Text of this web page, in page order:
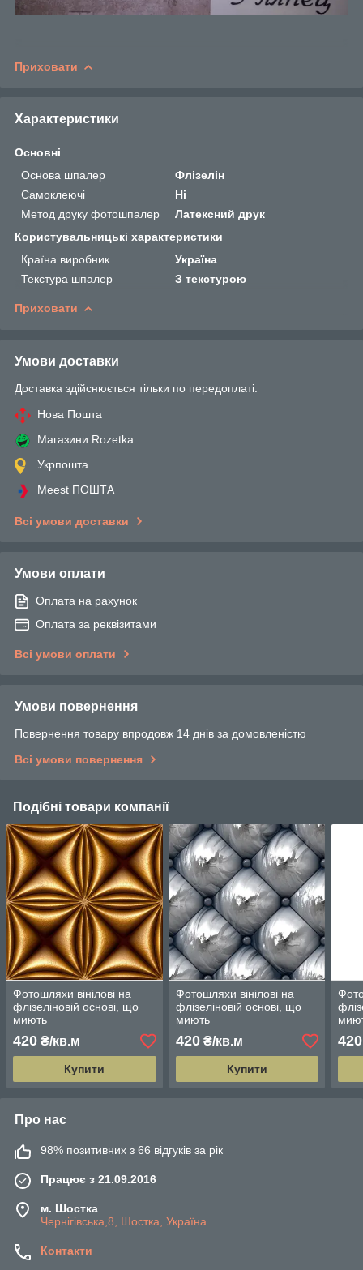
Приховати
Характеристики
Основні
Основа шпалер
Флізелін
Самоклеючі
Ні
Метод друку фотошпалер
Латексний друк
Користувальницькі характеристики
Країна виробник
Україна
Текстура шпалер
З текстурою
Приховати
Умови доставки
Доставка здійснюється тільки по передоплаті.
Нова Пошта
Магазини Rozetka
Укрпошта
Meest ПОШТА
Всі умови доставки
Умови оплати
Оплата на рахунок
Оплата за реквізитами
Всі умови оплати
Умови повернення
Повернення товару впродовж 14 днів за домовленістю
Всі умови повернення
Подібні товари компанії
Фотошляхи вінілові на
флізеліновій основі, що
миють
420 ₴/кв.м
Купити
Фотошляхи вінілові на
флізеліновій основі, що
миють
420₴/кв.м
Купити
420
Про нас
98% позитивних з 66 відгуків за рік
Працює з 21.09.2016
м. Шостка
Чернігівська,8, Шостка, Україна
Контакти